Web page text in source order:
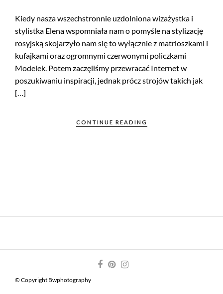
Kiedy nasza wszechstronnie uzdolniona wizażystka i
stylistka Elena wspomniała nam o pomyśle na stylizację
rosyjską skojarzyło nam się to wyłącznie z matrioszkami i
kufajkami oraz ogromnymi czerwonymi policzkami
Modelek. Potem zaczęliśmy przewracać Internet w
poszukiwaniu inspiracji, jednak prócz strojów takich jak
[…]
CONTINUE READING
© Copyright Bwphotography